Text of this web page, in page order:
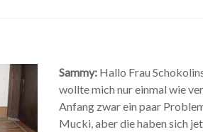
Sammy: Hallo Frau
wollte mich nur einmal wie
Anfang zwar ein paar
Mucki, aber die haben sich